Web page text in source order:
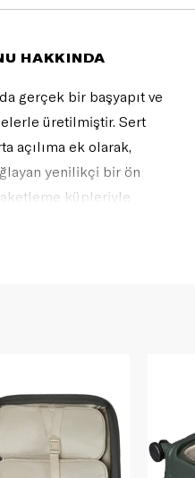
HAKKINDA
gerçek bir başyapıt ve
üretilmiştir. Sert
açılıma ek olarak,
yenilikçi bir ön
küpleriyle
modelleri ise her